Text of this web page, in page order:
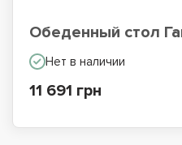
Обеденный стол
Нет в наличии
11 691 грн